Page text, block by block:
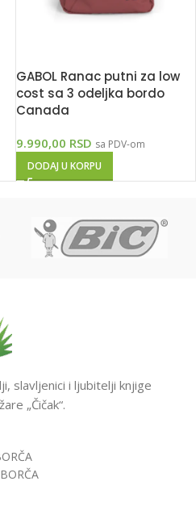
GABOL Ranac putni za low
cost sa 3 odeljka bordo
Canada
9.990,00 RSD sa PDV-om
DODAJ U KORPU
slavljenici i ljubitelji knjige
„Čičak“.